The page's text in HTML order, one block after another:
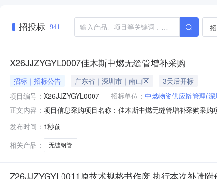
招投标 941
X26JJZYGYL0007佳木斯中燃无缝管增补采购
招标｜招标公告 广东省｜深圳市｜南山区
3天后开标
项目编号： X26JJZYGYL0007 招标单位： 中燃物资供应链管理(
正文内容： 项目信息采购项目名称：佳木斯中燃无缝管增补采购采
采购项目类型：工程货物公告开始时间：2026-08-
发布时间： 1秒前
相关产品：
无缝钢管
Z26JJZYGYL0011原技术规格书作废,执行本次补遗